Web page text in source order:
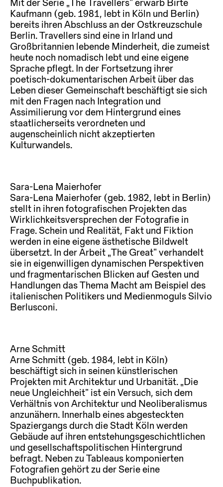
Mit der Serie „The Travellers“ erwarb Birte
Kaufmann (geb. 1981, lebt in Köln und Berlin)
bereits ihren Abschluss an der Ostkreuzschule
Berlin. Travellers sind eine in Irland und
Großbritannien lebende Minderheit, die zumeist
heute noch nomadisch lebt und eine eigene
Sprache pflegt. In der Fortsetzung ihrer
poetisch-dokumentarischen Arbeit über das
Leben dieser Gemeinschaft beschäftigt sie sich
mit den Fragen nach Integration und
Assimilierung vor dem Hintergrund eines
staatlicherseits verordneten und
augenscheinlich nicht akzeptierten
Kulturwandels.
Sara-Lena Maierhofer
Sara-Lena Maierhofer (geb. 1982, lebt in Berlin)
stellt in ihren fotografischen Projekten das
Wirklichkeitsversprechen der Fotografie in
Frage. Schein und Realität, Fakt und Fiktion
werden in eine eigene ästhetische Bildwelt
übersetzt. In der Arbeit „The Great“ verhandelt
sie in eigenwilligen dynamischen Perspektiven
und fragmentarischen Blicken auf Gesten und
Handlungen das Thema Macht am Beispiel des
italienischen Politikers und Medienmoguls Silvio
Berlusconi.
Arne Schmitt
Arne Schmitt (geb. 1984, lebt in Köln)
beschäftigt sich in seinen künstlerischen
Projekten mit Architektur und Urbanität. „Die
neue Ungleichheit“ ist ein Versuch, sich dem
Verhältnis von Architektur und Neoliberalismus
anzunähern. Innerhalb eines abgesteckten
Spaziergangs durch die Stadt Köln werden
Gebäude auf ihren entstehungsgeschichtlichen
und gesellschaftspolitischen Hintergrund
befragt. Neben zu Tableaus komponierten
Fotografien gehört zu der Serie eine
Buchpublikation.